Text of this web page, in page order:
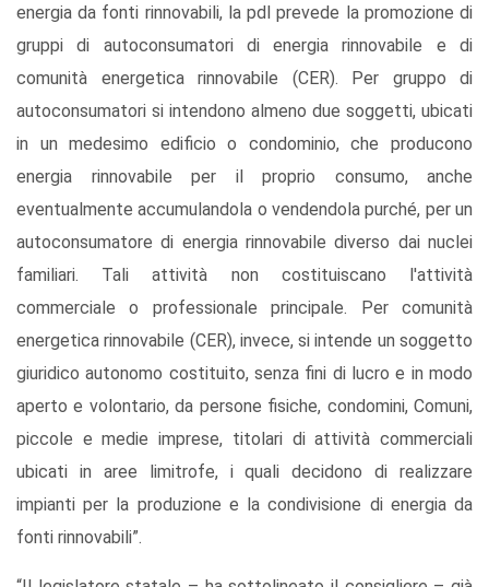
energia da fonti rinnovabili, la pdl prevede la promozione di
gruppi di autoconsumatori di energia rinnovabile e di
comunità energetica rinnovabile (CER). Per gruppo di
autoconsumatori si intendono almeno due soggetti, ubicati
in un medesimo edificio o condominio, che producono
energia rinnovabile per il proprio consumo, anche
eventualmente accumulandola o vendendola purché, per un
autoconsumatore di energia rinnovabile diverso dai nuclei
familiari. Tali attività non costituiscano l'attività
commerciale o professionale principale. Per comunità
energetica rinnovabile (CER), invece, si intende un soggetto
giuridico autonomo costituito, senza fini di lucro e in modo
aperto e volontario, da persone fisiche, condomini, Comuni,
piccole e medie imprese, titolari di attività commerciali
ubicati in aree limitrofe, i quali decidono di realizzare
impianti per la produzione e la condivisione di energia da
fonti rinnovabili”.